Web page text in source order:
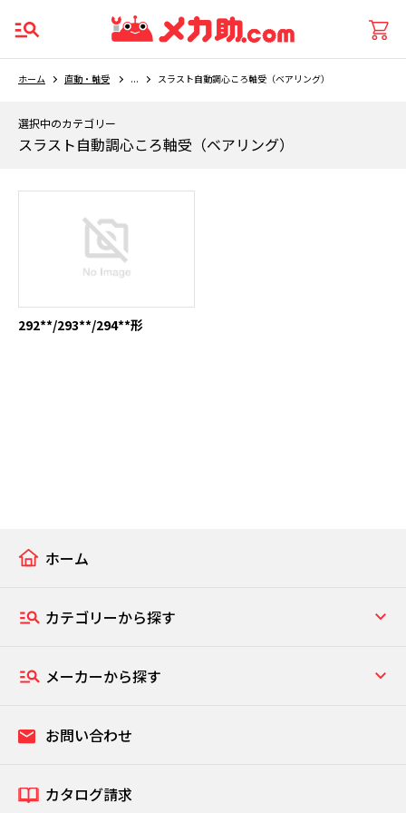
ホーム 直動・軸受 ... スラスト自動調心ころ軸受（ベアリング）
選択中のカテゴリー
スラスト自動調心ころ軸受（ベアリング）
292**/293**/294**形
ホーム
カテゴリーから探す
メーカーから探す
お問い合わせ
カタログ請求